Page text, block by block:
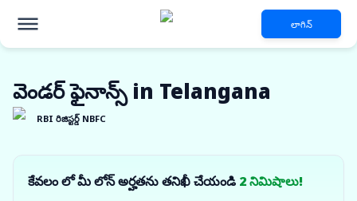
లాగిన్
వెండర్ ఫైనాన్స్ in Telangana
RBI రిజిస్టర్డ్ NBFC
కేవలం లో మీ లోన్ అర్హతను తనిఖీ చేయండి 2 నిమిషాలు!